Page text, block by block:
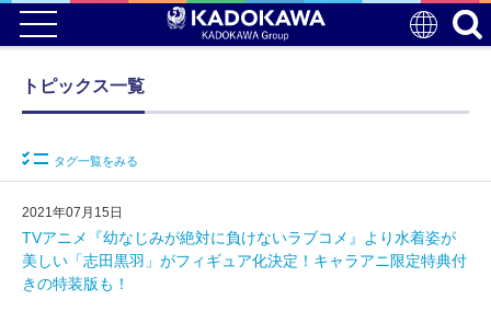
トピックス一覧
タグ一覧をみる
2021年07月15日
TVアニメ『幼なじみが絶対に負けないラブコメ』より水着姿が
美しい「志田黒羽」がフィギュア化決定！キャラアニ限定特典付
きの特装版も！